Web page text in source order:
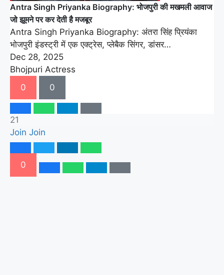
Antra Singh Priyanka Biography: भोजपुरी की मखमली आवाज
जो झूमने पर कर देती है मजबूर
Antra Singh Priyanka Biography: अंतरा सिंह प्रियंका
भोजपुरी इंडस्ट्री में एक एक्ट्रेस, प्लेबैक सिंगर, डांसर…
Dec 28, 2025
Bhojpuri Actress
0
0
21
Join Join
0